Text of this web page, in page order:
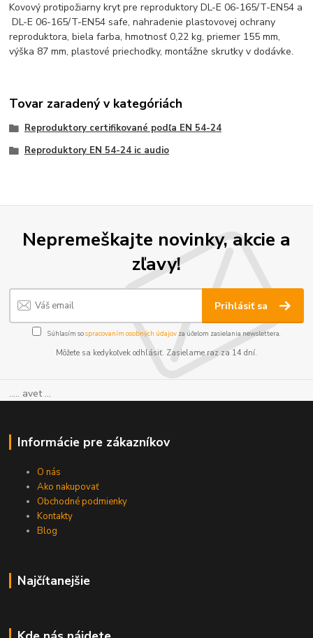
Kovový protipožiarny kryt pre reproduktory DL-E 06-165/T-EN54 a
DL-E 06-165/T-EN54 safe, nahradenie plastovovej ochrany
reproduktora, biela farba, hmotnosť 0,22 kg, priemer 155 mm,
výška 87 mm, plastové priechodky, montážne skrutky v dodávke.
Tovar zaradený v kategóriách
Reproduktory certifikované podľa EN 54-24
Reproduktory EN 54-24 ic audio
Nepremeškajte novinky, akcie a
zľavy!
Prihlásiť sa
Súhlasím sospracovaním osobných údajov za účelom zasielania newslettera.
Môžete sa kedykoľvek odhlásiť. Zasielame raz za 14 dní.
..... avet ...
Informácie pre zákazníkov
O nás
Ako nakupovať
Obchodné podmienky
Kontakty
Blog
Najčítanejšie